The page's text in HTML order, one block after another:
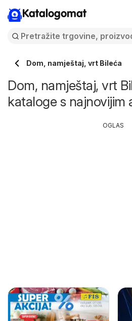
Katalogomat
Dom, namještaj, vrt Bileća
Dom, namještaj, vrt
kataloge s najnovijim
OGLAS